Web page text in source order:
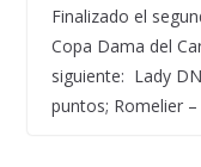
Finalizado el
Copa Dama del
siguiente: Lady
puntos; Romelier–